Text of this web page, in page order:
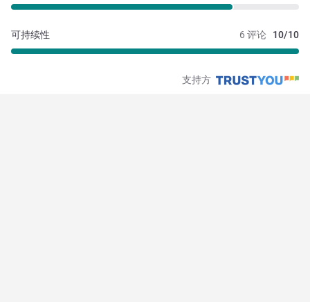
6 评论 10/10
可持续性
支持方